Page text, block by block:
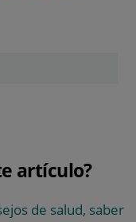
artículo?
de salud, saber